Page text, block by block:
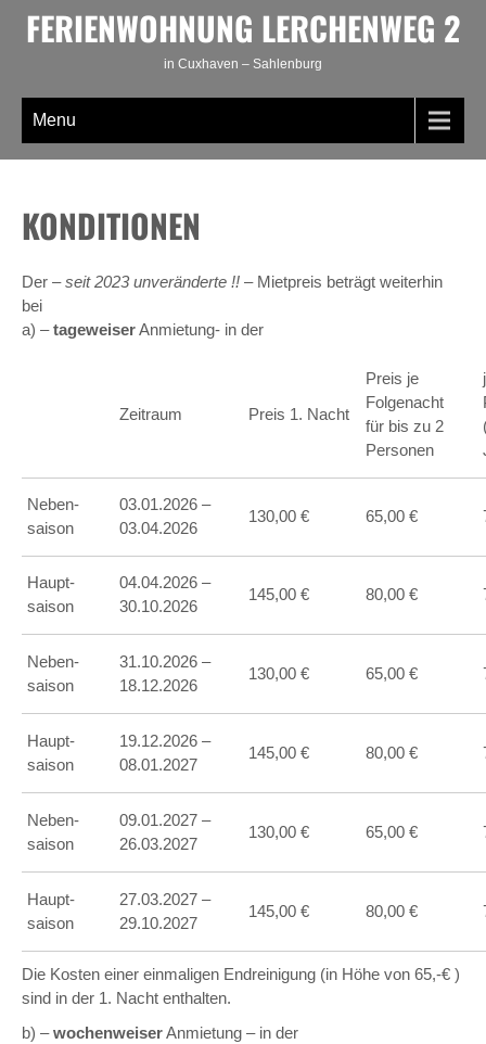
FERIENWOHNUNG LERCHENWEG 2
in Cuxhaven – Sahlenburg
Menu
KONDITIONEN
Der – seit 2023 unveränderte !! – Mietpreis beträgt weiterhin
bei
a) –tageweiserAnmietung- in der
Zeitraum Preis 1. Nacht
Preis je
Folgenacht
für bis zu 2
Personen
Neben-
saison
03.01.2026 –
03.04.2026
130,00 € 65,00 €
Haupt-
saison
04.04.2026 –
30.10.2026
145,00 € 80,00 €
Neben-
saison
31.10.2026 –
18.12.2026
130,00 € 65,00 €
Haupt-
saison
19.12.2026 –
08.01.2027
145,00 € 80,00 €
Neben-
saison
09.01.2027 –
26.03.2027
130,00 € 65,00 €
Haupt-
saison
27.03.2027 –
29.10.2027
145,00 € 80,00 €
Die Kosten einer einmaligen Endreinigung (in Höhe von 65,-€ )
sind in der 1. Nacht enthalten.
b) –wochenweiserAnmietung – in der